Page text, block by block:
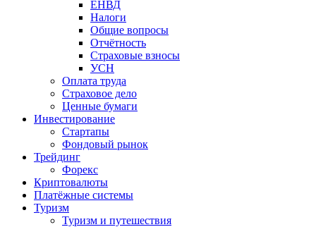
ЕНВД
Налоги
Общие вопросы
Отчётность
Страховые взносы
УСН
Оплата труда
Страховое дело
Ценные бумаги
Инвестирование
Стартапы
Фондовый рынок
Трейдинг
Форекс
Криптовалюты
Платёжные системы
Туризм
Туризм и путешествия